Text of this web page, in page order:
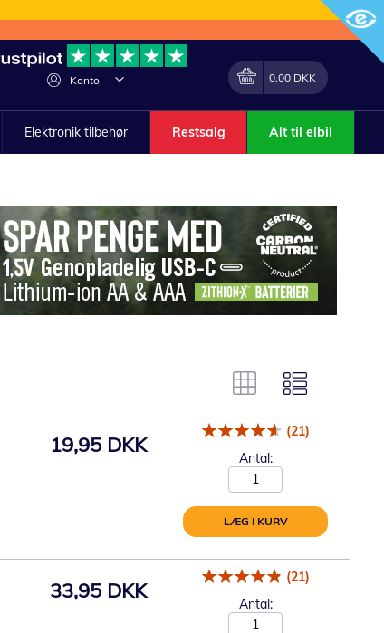
Konto
Lave
Min indkøbskurv
0,00 DKK
Elektronik tilbehør Restsalg Alt til elbil
19,95 DKK
(21)
Antal:
LÆG I KURV
33,95 DKK
(21)
Antal: